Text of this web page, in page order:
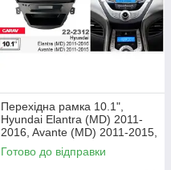
Перехідна рамка 10.1",
Hyundai Elantra (MD) 2011-
2016, Avante (MD) 2011-2015,
Carav 22-2312
Готово до відправки